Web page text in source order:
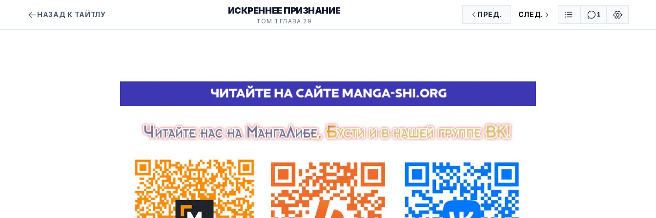
НАЗАД К ТАЙТЛУ ИСКРЕННЕЕ ПРИЗНАНИЕ
ТОМ 1 ГЛАВА 29
ПРЕД. СЛЕД. 1